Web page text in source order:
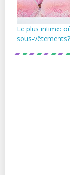
Le plus intime:
sous-vêtements?